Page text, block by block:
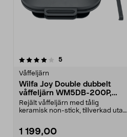
5recensioner
Våffeljärn
Wilfa Joy Double dubbelt
våffeljärn WM5DB-200P,
svart
Rejält våffeljärn med tålig
keramisk non-stick, tillverkad utan
1 199,00